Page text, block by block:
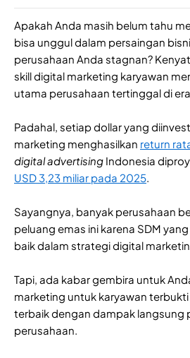
Apakah Anda masih belum tahu
bisa unggul dalam persaingan
perusahaan Anda stagnan?
skill digital marketing karyawan
utama perusahaan tertinggal di
Padahal, setiap dollar yang
marketing menghasilkan return
digital advertising Indonesia
USD 3,23 miliar pada 2025.
Sayangnya, banyak perusahaan
peluang emas ini karena SDM
baik dalam strategi digital
Tapi, ada kabar gembira untuk
marketing untuk karyawan
terbaik dengan dampak langsung
perusahaan.